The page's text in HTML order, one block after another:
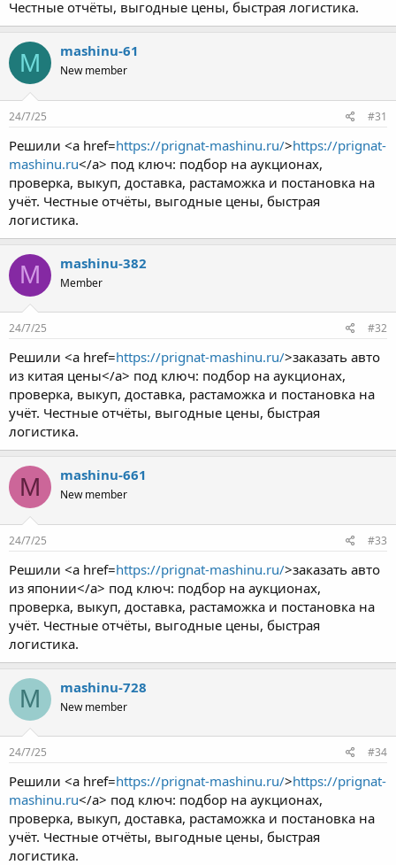
Честные отчёты, выгодные цены, быстрая логистика.
M mashinu-61
New member
24/7/25 #31
Решили <a href=https://prignat-mashinu.ru/>https://prignat-
mashinu.ru</a> под ключ: подбор на аукционах,
проверка, выкуп, доставка, растаможка и постановка на
учёт. Честные отчёты, выгодные цены, быстрая
логистика.
M mashinu-382
Member
24/7/25 #32
Решили <a href=https://prignat-mashinu.ru/>заказать авто
из китая цены</a> под ключ: подбор на аукционах,
проверка, выкуп, доставка, растаможка и постановка на
учёт. Честные отчёты, выгодные цены, быстрая
логистика.
M mashinu-661
New member
24/7/25 #33
Решили <a href=https://prignat-mashinu.ru/>заказать авто
из японии</a> под ключ: подбор на аукционах,
проверка, выкуп, доставка, растаможка и постановка на
учёт. Честные отчёты, выгодные цены, быстрая
логистика.
M mashinu-728
New member
24/7/25 #34
Решили <a href=https://prignat-mashinu.ru/>https://prignat-
mashinu.ru</a> под ключ: подбор на аукционах,
проверка, выкуп, доставка, растаможка и постановка на
учёт. Честные отчёты, выгодные цены, быстрая
логистика.